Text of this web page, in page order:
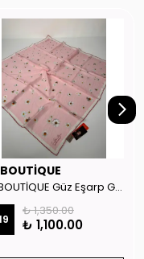
LA BOUTİQUE Güz Eşarp GYSE130804
₺ 1,350.00
₺ 1,100.00